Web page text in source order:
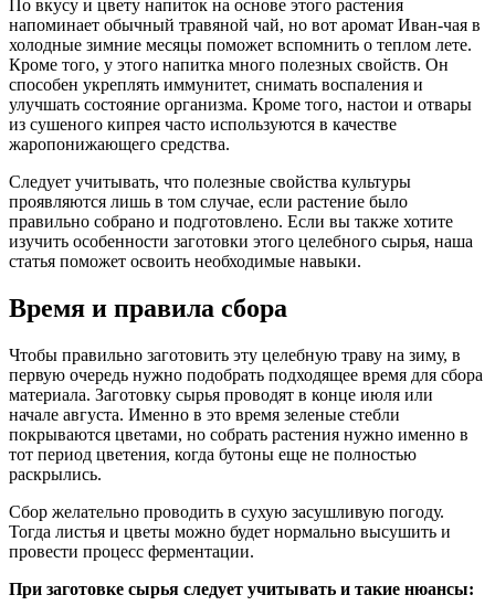
По вкусу и цвету напиток на основе этого растения
напоминает обычный травяной чай, но вот аромат Иван-чая в
холодные зимние месяцы поможет вспомнить о теплом лете.
Кроме того, у этого напитка много полезных свойств. Он
способен укреплять иммунитет, снимать воспаления и
улучшать состояние организма. Кроме того, настои и отвары
из сушеного кипрея часто используются в качестве
жаропонижающего средства.
Следует учитывать, что полезные свойства культуры
проявляются лишь в том случае, если растение было
правильно собрано и подготовлено. Если вы также хотите
изучить особенности заготовки этого целебного сырья, наша
статья поможет освоить необходимые навыки.
Время и правила сбора
Чтобы правильно заготовить эту целебную траву на зиму, в
первую очередь нужно подобрать подходящее время для сбора
материала. Заготовку сырья проводят в конце июля или
начале августа. Именно в это время зеленые стебли
покрываются цветами, но собрать растения нужно именно в
тот период цветения, когда бутоны еще не полностью
раскрылись.
Сбор желательно проводить в сухую засушливую погоду.
Тогда листья и цветы можно будет нормально высушить и
провести процесс ферментации.
При заготовке сырья следует учитывать и такие нюансы: